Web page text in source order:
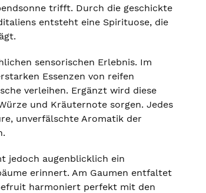
trifft. Durch die geschickte
entsteht eine Spirituose, die
sensorischen Erlebnis. Im
Essenzen von reifen
verleihen. Ergänzt wird diese
und Kräuternote sorgen. Jedes
unverfälschte Aromatik der
jedoch augenblicklich ein
erinnert. Am Gaumen entfaltet
harmoniert perfekt mit den